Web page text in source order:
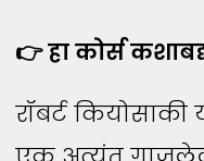
👉 हा कोर्स
रॉबर्ट